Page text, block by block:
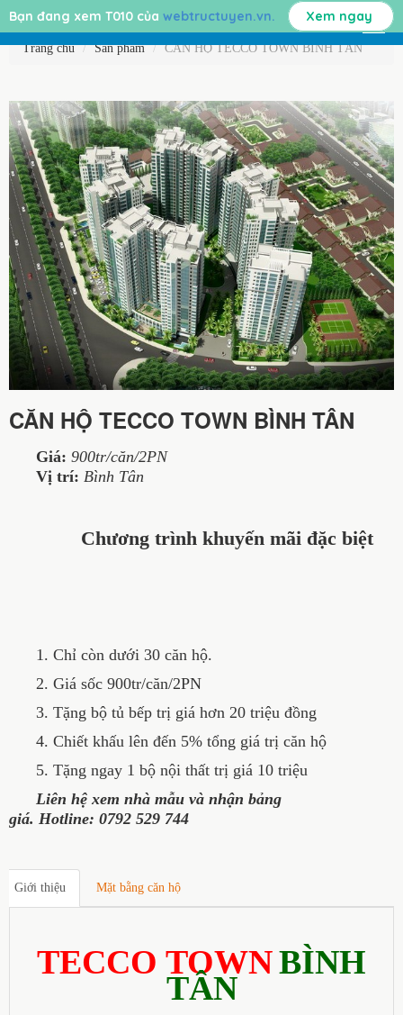
Trang chủ Sản phẩm CĂN HỘ TECCO TOWN BÌNH TÂN
CĂN HỘ TECCO TOWN BÌNH TÂN
Giá: 900tr/căn/2PN
Vị trí: Bình Tân
Chương trình khuyến mãi đặc biệt
1. Chỉ còn dưới 30 căn hộ.
2. Giá sốc 900tr/căn/2PN
3. Tặng bộ tủ bếp trị giá hơn 20 triệu đồng
4. Chiết khấu lên đến 5% tổng giá trị căn hộ
5. Tặng ngay 1 bộ nội thất trị giá 10 triệu
Liên hệ xem nhà mẫu và nhận bảng
giá. Hotline: 0792 529 744
Giới thiệu Mặt bằng căn hộ
TECCO TOWNBÌNH
TÂN
Bạn đang xem T010 của webtructuyen.vn. Xem ngay